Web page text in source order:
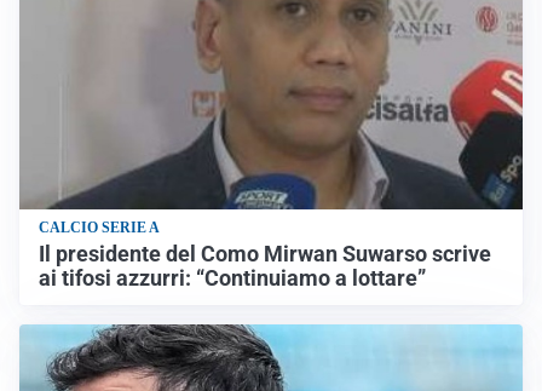
CALCIO SERIE A
Il presidente del Como Mirwan Suwarso scrive
ai tifosi azzurri: “Continuiamo a lottare”